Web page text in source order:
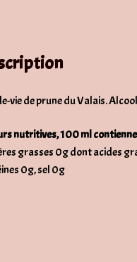
Valais
vie de prune du Valais.
nutritives, 100 ml
grasses 0g dont acides
0g, sel 0g